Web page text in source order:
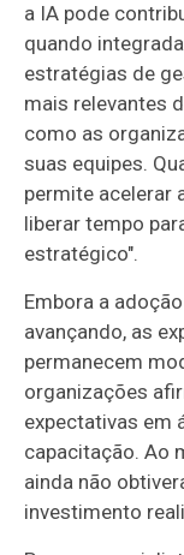
a IA pode
quando
estratégias de
mais relevantes
como as
suas equipes.
permite acelerar
liberar tempo
estratégico".
Embora a
avançando, as
permanecem
organizações
expectativas em
capacitação. Ao
ainda não
investimento